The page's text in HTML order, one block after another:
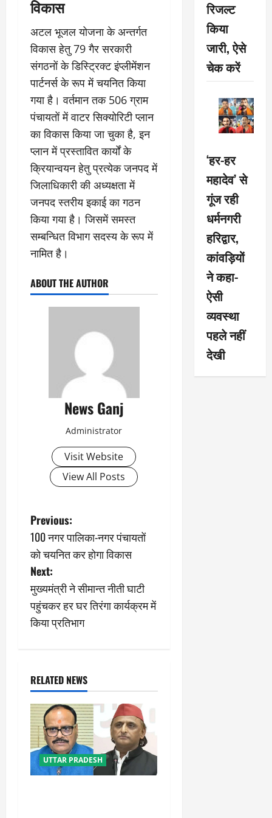
विकास
अटल भूजल योजना के अन्तर्गत
विकास हेतु 79 गैर सरकारी
संगठनों के डिस्ट्रिक्ट इंप्लीमेंशन
पार्टनर्स के रूप में चयनित किया
गया है। वर्तमान तक 506 ग्राम
पंचायतों में वाटर सिक्योरिटी प्लान
का विकास किया जा चुका है, इन
प्लान में प्रस्तावित कार्यों के
क्रियान्वयन हेतु प्रत्येक जनपद में
जिलाधिकारी की अध्यक्षता में
जनपद स्तरीय इकाई का गठन
किया गया है। जिसमें समस्त
सम्बन्धित विभाग सदस्य के रूप में
नामित है।
ABOUT THE AUTHOR
News Ganj
Administrator
Visit Website
View All Posts
P
o
s
t
n
v
i
g
a
t
Previous:
100 नगर पालिका-नगर पंचायतों
को चयनित कर होगा विकास
Next:
मुख्यमंत्री ने सीमान्त नीती घाटी
पहुंचकर हर घर तिरंगा कार्यक्रम में
किया प्रतिभाग
RELATED NEWS
UTTAR PRADESH
रिजल्ट
किया
जारी, ऐसे
चेक करें
‘हर-हर
महादेव’ से
गूंज रही
धर्मनगरी
हरिद्वार,
कांवड़ियों
ने कहा-
ऐसी
व्यवस्था
पहले नहीं
देखी